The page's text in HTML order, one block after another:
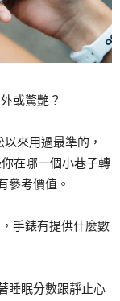
或驚艷？
來用過最準的，
在哪一個小巷子轉
參考價值。
手錶有提供什麼數
睡眠分數跟靜止心